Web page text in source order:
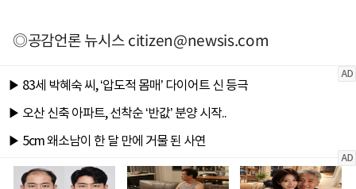
◎공감언론 뉴시스citizen@newsis.com